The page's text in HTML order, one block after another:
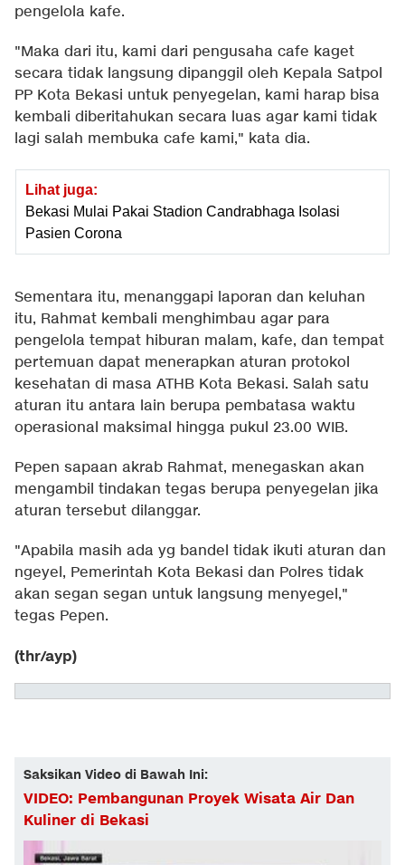
pengelola kafe.
"Maka dari itu, kami dari pengusaha cafe kaget
secara tidak langsung dipanggil oleh Kepala Satpol
PP Kota Bekasi untuk penyegelan, kami harap bisa
kembali diberitahukan secara luas agar kami tidak
lagi salah membuka cafe kami," kata dia.
Lihat juga:
Bekasi Mulai Pakai Stadion Candrabhaga Isolasi
Pasien Corona
Sementara itu, menanggapi laporan dan keluhan
itu, Rahmat kembali menghimbau agar para
pengelola tempat hiburan malam, kafe, dan tempat
pertemuan dapat menerapkan aturan protokol
kesehatan di masa ATHB Kota Bekasi. Salah satu
aturan itu antara lain berupa pembatasa waktu
operasional maksimal hingga pukul 23.00 WIB.
Pepen sapaan akrab Rahmat, menegaskan akan
mengambil tindakan tegas berupa penyegelan jika
aturan tersebut dilanggar.
"Apabila masih ada yg bandel tidak ikuti aturan dan
ngeyel, Pemerintah Kota Bekasi dan Polres tidak
akan segan segan untuk langsung menyegel,"
tegas Pepen.
(thr/ayp)
Saksikan Video di Bawah Ini:
VIDEO: Pembangunan Proyek Wisata Air Dan
Kuliner di Bekasi